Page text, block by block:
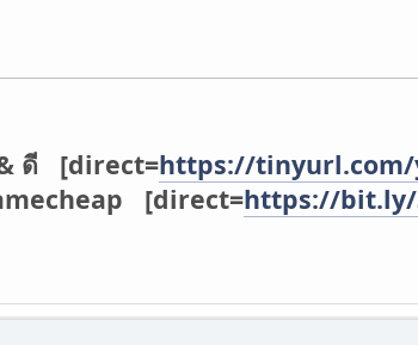
ดี [direct=https://tinyurl.com/
[direct=https://bit.ly/